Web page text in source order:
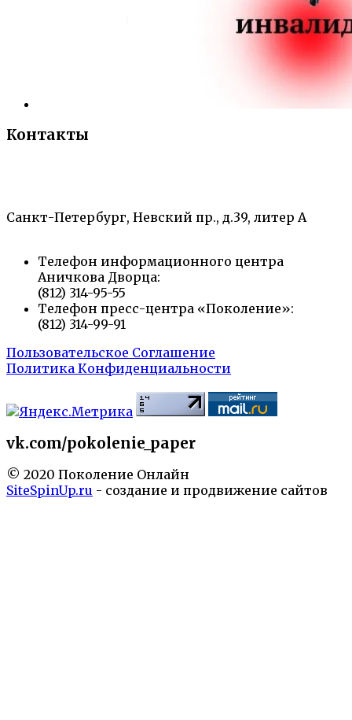
Контакты
Санкт-Петербург, Невский пр., д.39, литер А
Телефон информационного центра
Аничкова Дворца:
(812) 314-95-55
Телефон пресс-центра «Поколение»:
(812) 314-99-91
Пользовательское Соглашение
Политика Конфиденциальности
vk.com/pokolenie_paper
© 2020 Поколение Онлайн
SiteSpinUp.ru - создание и продвижение сайтов